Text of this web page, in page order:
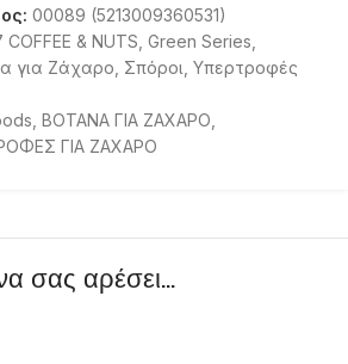
00089 (5213009360531)
COFFEE & NUTS Green Series
για Ζάχαρο Σπόροι Υπερτροφές
ΒΟΤΑΝΑ ΓΙΑ ΖΑΧΑΡΟ
ΓΙΑ ΖΑΧΑΡΟ
σας αρέσει…